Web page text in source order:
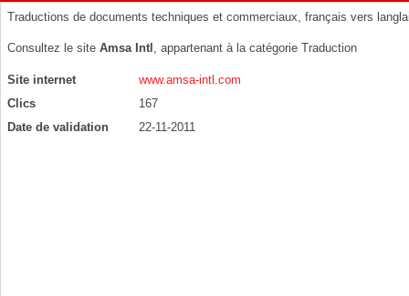
Traductions de documents techniques et commerciaux, français vers
Consultez le site Amsa Intl , appartenant à la catégorie Traduction
Site internet
www.amsa-intl.com
Clics
167
Date de validation
22-11-2011